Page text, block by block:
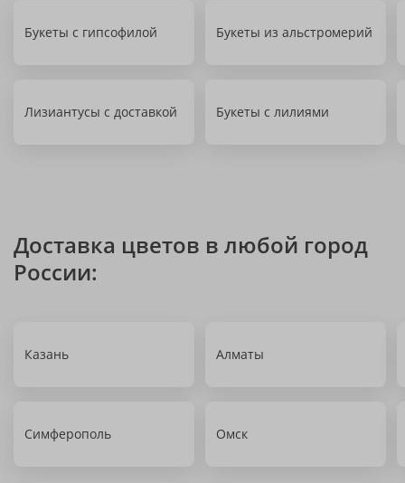
Букеты с гипсофилой Букеты из альстромерий
Лизиантусы с доставкой Букеты с лилиями
Доставка цветов в любой город
России:
Казань Алматы
Симферополь Омск